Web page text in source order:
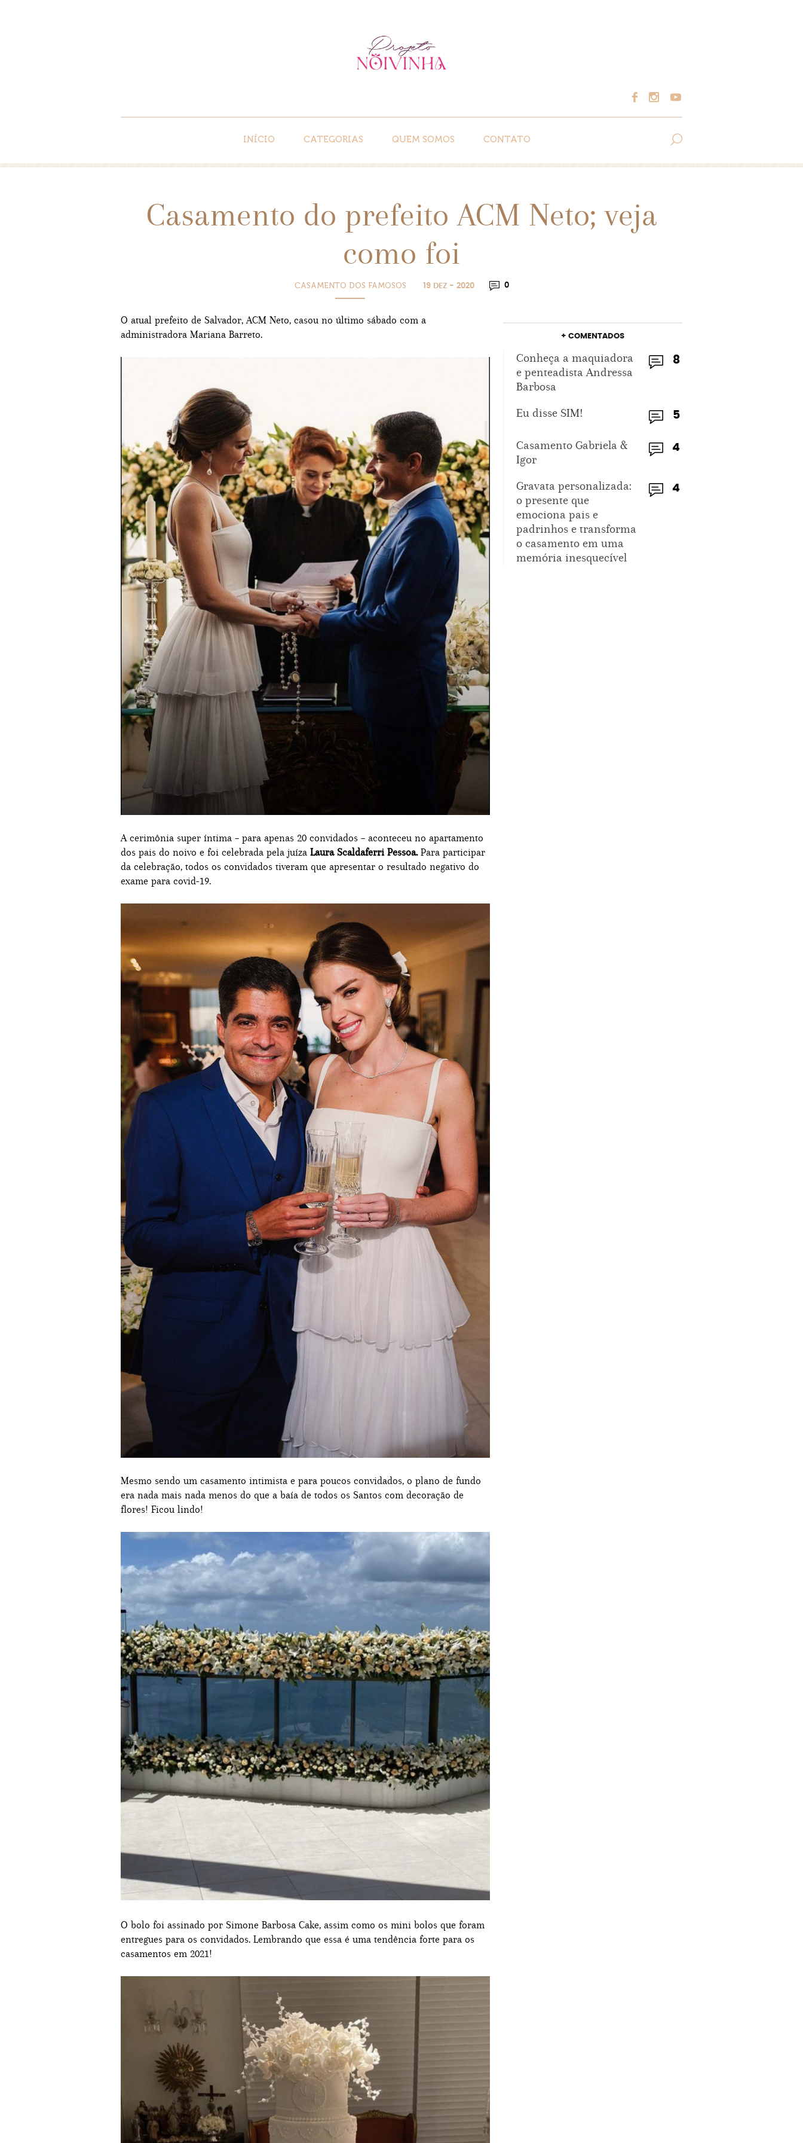
INÍCIO CATEGORIAS QUEM SOMOS CONTATO
Casamento do prefeito ACM Neto; veja
como foi
CASAMENTO DOS FAMOSOS 19 DEZ - 2020 0
O atual prefeito de Salvador, ACM Neto, casou no último sábado com a
administradora Mariana Barreto.
A cerimônia super íntima – para apenas 20 convidados – aconteceu no apartamento
dos pais do noivo e foi celebrada pela juíza Laura Scaldaferri Pessoa. Para participar
da celebração, todos os convidados tiveram que apresentar o resultado negativo do
exame para covid-19.
Mesmo sendo um casamento intimista e para poucos convidados, o plano de fundo
era nada mais nada menos do que a baía de todos os Santos com decoração de
flores! Ficou lindo!
O bolo foi assinado por Simone Barbosa Cake, assim como os mini bolos que foram
entregues para os convidados. Lembrando que essa é uma tendência forte para os
casamentos em 2021!
+ COMENTADOS
8
Conheça a maquiadora
e penteadista Andressa
Barbosa
5
Eu disse SIM!
4
Casamento Gabriela &
Igor
4
Gravata personalizada:
o presente que
emociona pais e
padrinhos e transforma
o casamento em uma
memória inesquecível